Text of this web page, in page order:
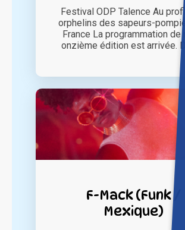
Festival ODP Talence Au
orphelins des sapeurs-
France La programmation de
onzième édition est arrivée.
F-Mack (Funk /
Mexique)